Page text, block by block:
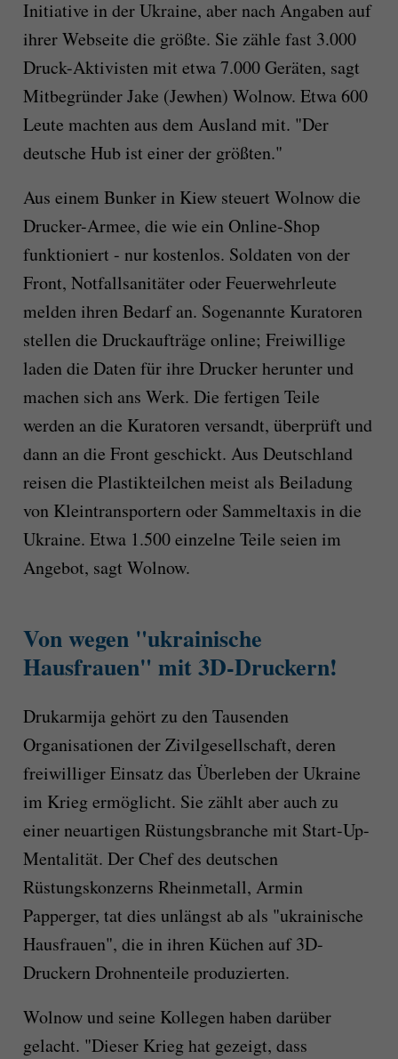
Initiative in der Ukraine, aber nach Angaben auf
ihrer Webseite die größte. Sie zähle fast 3.000
Druck-Aktivisten mit etwa 7.000 Geräten, sagt
Mitbegründer Jake (Jewhen) Wolnow. Etwa 600
Leute machten aus dem Ausland mit. "Der
deutsche Hub ist einer der größten."
Aus einem Bunker in Kiew steuert Wolnow die
Drucker-Armee, die wie ein Online-Shop
funktioniert - nur kostenlos. Soldaten von der
Front, Notfallsanitäter oder Feuerwehrleute
melden ihren Bedarf an. Sogenannte Kuratoren
stellen die Druckaufträge online; Freiwillige
laden die Daten für ihre Drucker herunter und
machen sich ans Werk. Die fertigen Teile
werden an die Kuratoren versandt, überprüft und
dann an die Front geschickt. Aus Deutschland
reisen die Plastikteilchen meist als Beiladung
von Kleintransportern oder Sammeltaxis in die
Ukraine. Etwa 1.500 einzelne Teile seien im
Angebot, sagt Wolnow.
Von wegen "ukrainische
Hausfrauen" mit 3D-Druckern!
Drukarmija gehört zu den Tausenden
Organisationen der Zivilgesellschaft, deren
freiwilliger Einsatz das Überleben der Ukraine
im Krieg ermöglicht. Sie zählt aber auch zu
einer neuartigen Rüstungsbranche mit Start-Up-
Mentalität. Der Chef des deutschen
Rüstungskonzerns Rheinmetall, Armin
Papperger, tat dies unlängst ab als "ukrainische
Hausfrauen", die in ihren Küchen auf 3D-
Druckern Drohnenteile produzierten.
Wolnow und seine Kollegen haben darüber
gelacht. "Dieser Krieg hat gezeigt, dass